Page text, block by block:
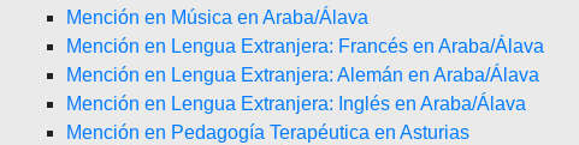
Mención en Música en Araba/Álava
Mención en Lengua Extranjera: Francés en Araba/Álava
Mención en Lengua Extranjera: Alemán en Araba/Álava
Mención en Lengua Extranjera: Inglés en Araba/Álava
Mención en Pedagogía Terapéutica en Asturias